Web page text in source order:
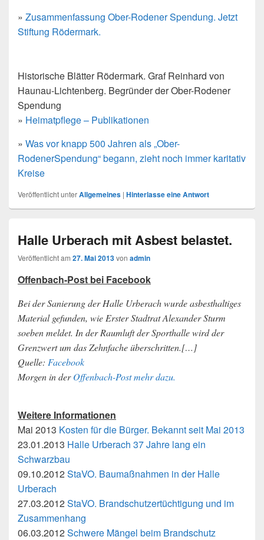
» Zusammenfassung Ober-Rodener Spendung. Jetzt
Stiftung Rödermark.
Historische Blätter Rödermark. Graf Reinhard von
Haunau-Lichtenberg. Begründer der Ober-Rodener
Spendung
» Heimatpflege – Publikationen
» Was vor knapp 500 Jahren als „Ober-
RodenerSpendung“ begann, zieht noch immer karitativ
Kreise
Veröffentlicht unterAllgemeines | Hinterlasse eine Antwort
Halle Urberach mit Asbest belastet.
Veröffentlicht am 27. Mai 2013von admin
Offenbach-Post bei Facebook
Bei der Sanierung der Halle Urberach wurde asbesthaltiges
Material gefunden, wie Erster Stadtrat Alexander Sturm
soeben meldet. In der Raumluft der Sporthalle wird der
Grenzwert um das Zehnfache überschritten.[…]
Quelle: Facebook
Morgen in derOffenbach-Post mehr dazu.
Weitere Informationen
Mai 2013 Kosten für die Bürger. Bekannt seit Mai 2013
23.01.2013 Halle Urberach 37 Jahre lang ein
Schwarzbau
09.10.2012StaVO. Baumaßnahmen in der Halle
Urberach
27.03.2012StaVO. Brandschutzertüchtigung und im
Zusammenhang
06.03.2012Schwere Mängel beim Brandschutz